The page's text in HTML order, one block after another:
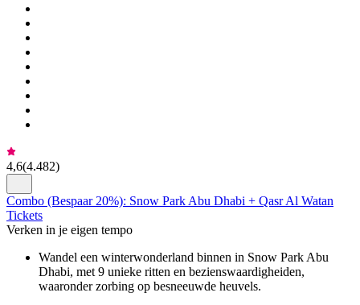
4,6(4.482)
Combo (Bespaar 20%): Snow Park Abu Dhabi + Qasr Al Watan
Tickets
Verken in je eigen tempo
Wandel een winterwonderland binnen in Snow Park Abu
Dhabi, met 9 unieke ritten en bezienswaardigheiden,
waaronder zorbing op besneeuwde heuvels.